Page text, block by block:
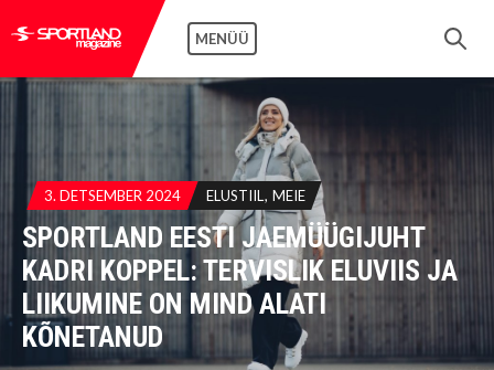
MENÜÜ
3. DETSEMBER 2024 ELUSTIIL MEIE
SPORTLAND EESTI JAEMÜÜGIJUHT
KADRI KOPPEL: TERVISLIK ELUVIIS JA
LIIKUMINE ON MIND ALATI
KÕNETANUD